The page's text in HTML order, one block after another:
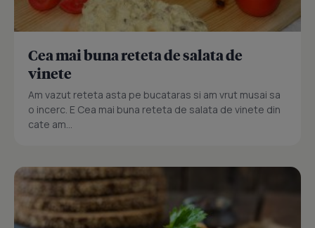
Cea mai buna reteta de salata de
vinete
Am vazut reteta asta pe bucataras si am vrut musai sa
o incerc. E Cea mai buna reteta de salata de vinete din
cate am...